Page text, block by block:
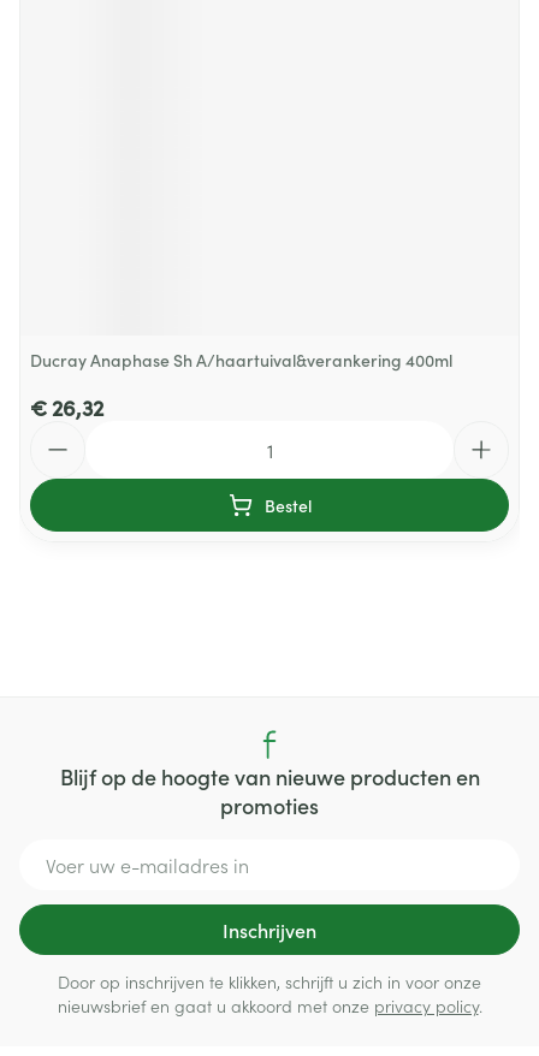
Ducray Anaphase Sh A/haartuival&verankering 400ml
€ 26,32
Bestel
Blijf op de hoogte van nieuwe producten en
promoties
Inschrijven
Door op inschrijven te klikken, schrijft u zich in voor onze
nieuwsbrief en gaat u akkoord met onze privacy policy.